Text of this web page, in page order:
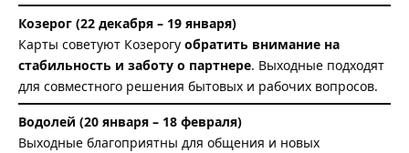
Козерог (22 декабря – 19 января)
Карты советуют Козерогу обратить внимание на
стабильность и заботу о партнере. Выходные подходят
для совместного решения бытовых и рабочих вопросов.
Водолей (20 января – 18 февраля)
Выходные благоприятны для общения и новых